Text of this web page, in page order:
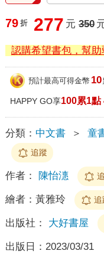
79 折 277 元 350
認購希望書包，幫助
預計最高可得金幣 10
HAPPY GO享100累1點
分類： 中文書 ＞ 童
追蹤
作者： 陳怡潓
繪者： 黃雅玲 追
出版社： 大好書屋
出版日： 2023/03/31